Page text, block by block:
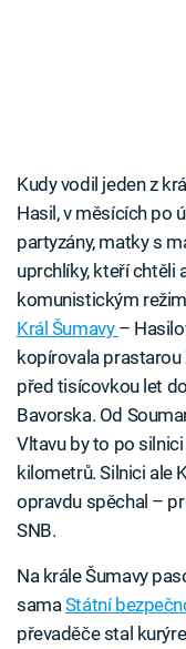
Kudy vodil jeden z
Hasil, v měsících po
partyzány, matky s
uprchlíky, kteří chtěli
komunistickým
Král Šumavy –
kopírovala prastarou
před tisícovkou let
Bavorska. Od
Vltavu by to po
kilometrů. Silnici ale
opravdu spěchal –
SNB.
Na krále Šumavy
samaStátní
převaděče stal